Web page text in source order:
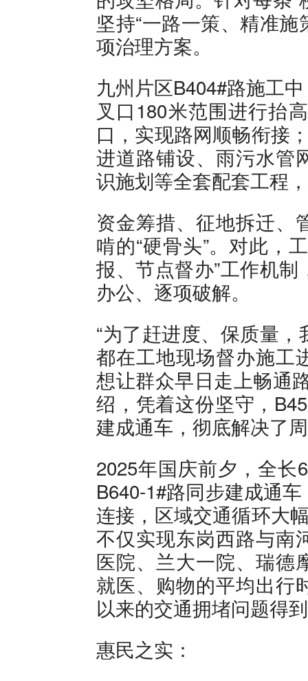
坚持“一路一策、精准施
项治理方案。
九州片区B404#路施工
叉口180米范围进行抬
口，实现路网顺畅衔接
进道路铺设、雨污水管
识施划等全套配套工程
资金筹措、征地拆迁
啃的“硬骨头”。对此，
报、节点督办”工作机
办公、逐项破解。
“为了赶进度、保质量
都在工地现场督办施工
想让群众早日走上畅通
绍，凭着这份坚守，
建成通车，彻底解决了
2025年国庆前夕，全长
B640-1#路同步建成通
连接，区域交通循环大
不仅实现东岗西路与南
医院、兰大一院、瑞德
就医、购物的平均出行
以来的交通拥堵问题得
惠民之实：